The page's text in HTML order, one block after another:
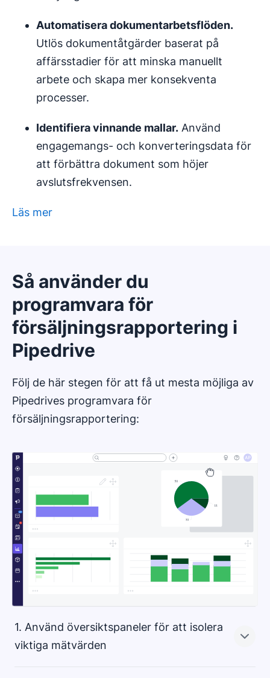
Automatiseradokumentarbetsflöden.
Utlös dokumentåtgärder baserat på
affärsstadier för att minska manuellt
arbete och skapa mer konsekventa
processer.
Identifiera vinnande mallar. Använd
engagemangs- och konverteringsdata för
att förbättra dokument som höjer
avslutsfrekvensen.
Läs mer
Så använder du
programvara för
försäljningsrapportering i
Pipedrive
Följ de här stegen för att få ut mesta möjliga av
Pipedrives programvara för
försäljningsrapportering:
1. Använd översiktspaneler för att isolera
viktiga mätvärden